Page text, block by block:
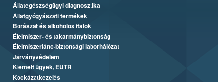
Állategészségügyi diagnosztika
Állatgyógyászati termékek
Borászat és alkoholos italok
Élelmiszer- és takarmánybiztonság
Élelmiszerlánc-biztonsági laborhálózat
Járványvédelem
Kiemelt ügyek, EUTR
Kockázatkezelés